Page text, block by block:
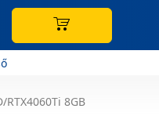
RTX4060Ti 8GB